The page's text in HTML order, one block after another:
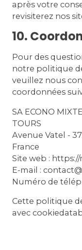
après votre
revisiterez nos
10.
Pour des
notre politique
veuillez nous
coordonnées
SA ECONO
TOURS
Avenue Vatel -
France
Site web :
E-mail :
Numéro de
Cette politique
avec